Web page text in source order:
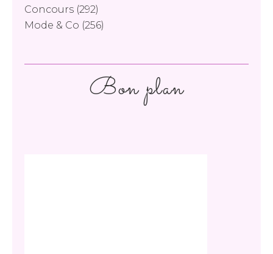
Concours (292)
Mode & Co (256)
Bon plan